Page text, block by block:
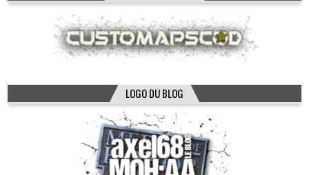
LOGO DU BLOG